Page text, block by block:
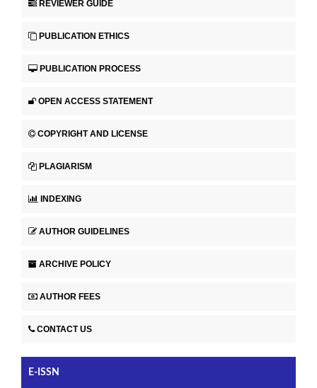
REVIEWER GUIDE
PUBLICATION ETHICS
PUBLICATION PROCESS
OPEN ACCESS STATEMENT
COPYRIGHT AND LICENSE
PLAGIARISM
INDEXING
AUTHOR GUIDELINES
ARCHIVE POLICY
AUTHOR FEES
CONTACT US
E-ISSN